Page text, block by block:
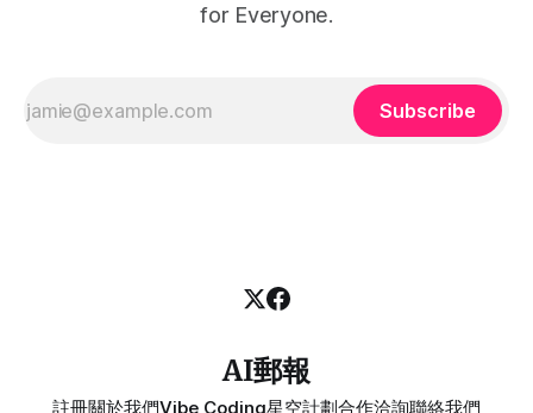
for Everyone.
Subscribe
AI郵報
註冊關於我們Vibe Coding星空計劃合作洽詢聯絡我們